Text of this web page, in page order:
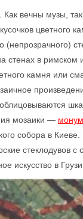
вечны музы,
цветного
(непрозрачного)
в римском
камня или
мозаики —
собора в Киеве.
стеклодувов с
искусство в